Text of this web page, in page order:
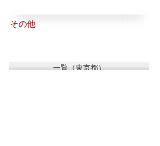
その他
一覧（東京都）